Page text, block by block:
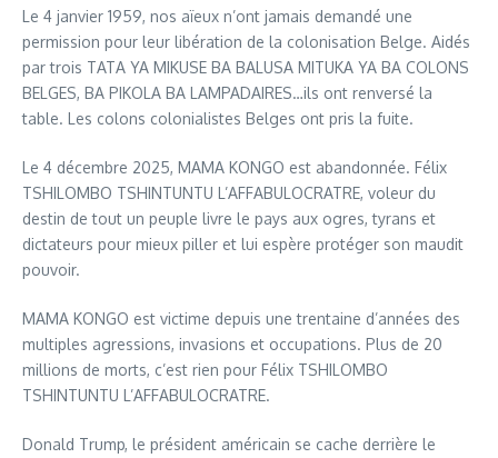
Le 4 janvier 1959, nos aïeux n’ont jamais demandé une
permission pour leur libération de la colonisation Belge. Aidés
par trois TATA YA MIKUSE BA BALUSA MITUKA YA BA COLONS
BELGES, BA PIKOLA BA LAMPADAIRES…ils ont renversé la
table. Les colons colonialistes Belges ont pris la fuite.
Le 4 décembre 2025, MAMA KONGO est abandonnée. Félix
TSHILOMBO TSHINTUNTU L’AFFABULOCRATRE, voleur du
destin de tout un peuple livre le pays aux ogres, tyrans et
dictateurs pour mieux piller et lui espère protéger son maudit
pouvoir.
MAMA KONGO est victime depuis une trentaine d’années des
multiples agressions, invasions et occupations. Plus de 20
millions de morts, c’est rien pour Félix TSHILOMBO
TSHINTUNTU L’AFFABULOCRATRE.
Donald Trump, le président américain se cache derrière le